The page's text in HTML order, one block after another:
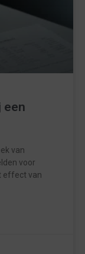
een
van
voor
effect van